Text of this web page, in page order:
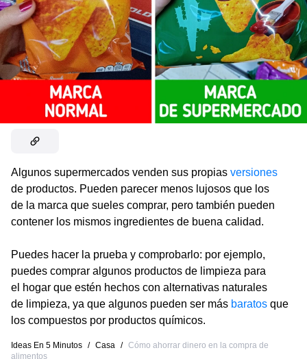
Algunos supermercados venden sus propias versiones
de productos. Pueden parecer menos lujosos que los
de la marca que sueles comprar, pero también pueden
contener los mismos ingredientes de buena calidad.
Puedes hacer la prueba y comprobarlo: por ejemplo,
puedes comprar algunos productos de limpieza para
el hogar que estén hechos con alternativas naturales
de limpieza, ya que algunos pueden ser más baratos que
los compuestos por productos químicos.
Ideas En 5 Minutos / Casa / Cómo ahorrar dinero en la compra de
alimentos